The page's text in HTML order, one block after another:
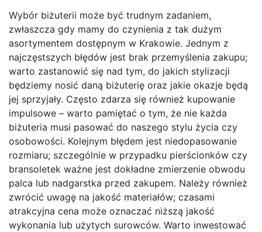
Wybór biżuterii może być trudnym zadaniem,
zwłaszcza gdy mamy do czynienia z tak dużym
asortymentem dostępnym w Krakowie. Jednym z
najczęstszych błędów jest brak przemyślenia zakupu;
warto zastanowić się nad tym, do jakich stylizacji
będziemy nosić daną biżuterię oraz jakie okazje będą
jej sprzyjały. Często zdarza się również kupowanie
impulsowe – warto pamiętać o tym, że nie każda
biżuteria musi pasować do naszego stylu życia czy
osobowości. Kolejnym błędem jest niedopasowanie
rozmiaru; szczególnie w przypadku pierścionków czy
bransoletek ważne jest dokładne zmierzenie obwodu
palca lub nadgarstka przed zakupem. Należy również
zwrócić uwagę na jakość materiałów; czasami
atrakcyjna cena może oznaczać niższą jakość
wykonania lub użytych surowców. Warto inwestować